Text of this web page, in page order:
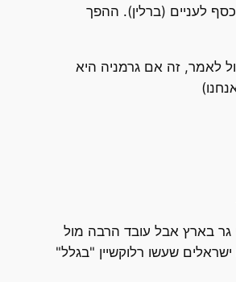
לעניים (ברלין). ההפך
לאמר, זה אם גרמניה היא
אני גר בארץ אבל עובד הרבה מול
שעשו רלוקשיין "בגלל"